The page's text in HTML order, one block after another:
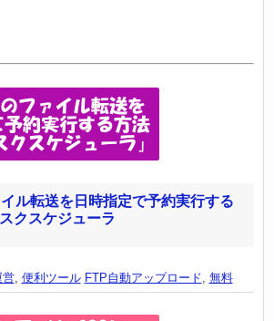
ル転送を日時指定で予約実行する
クスケジューラ
営, 便利ツール FTP自動アップロード, 無料